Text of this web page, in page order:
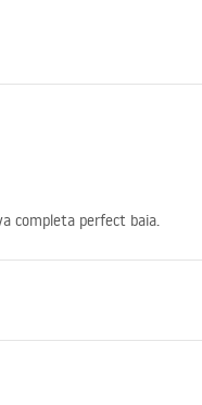
completa perfect baia.